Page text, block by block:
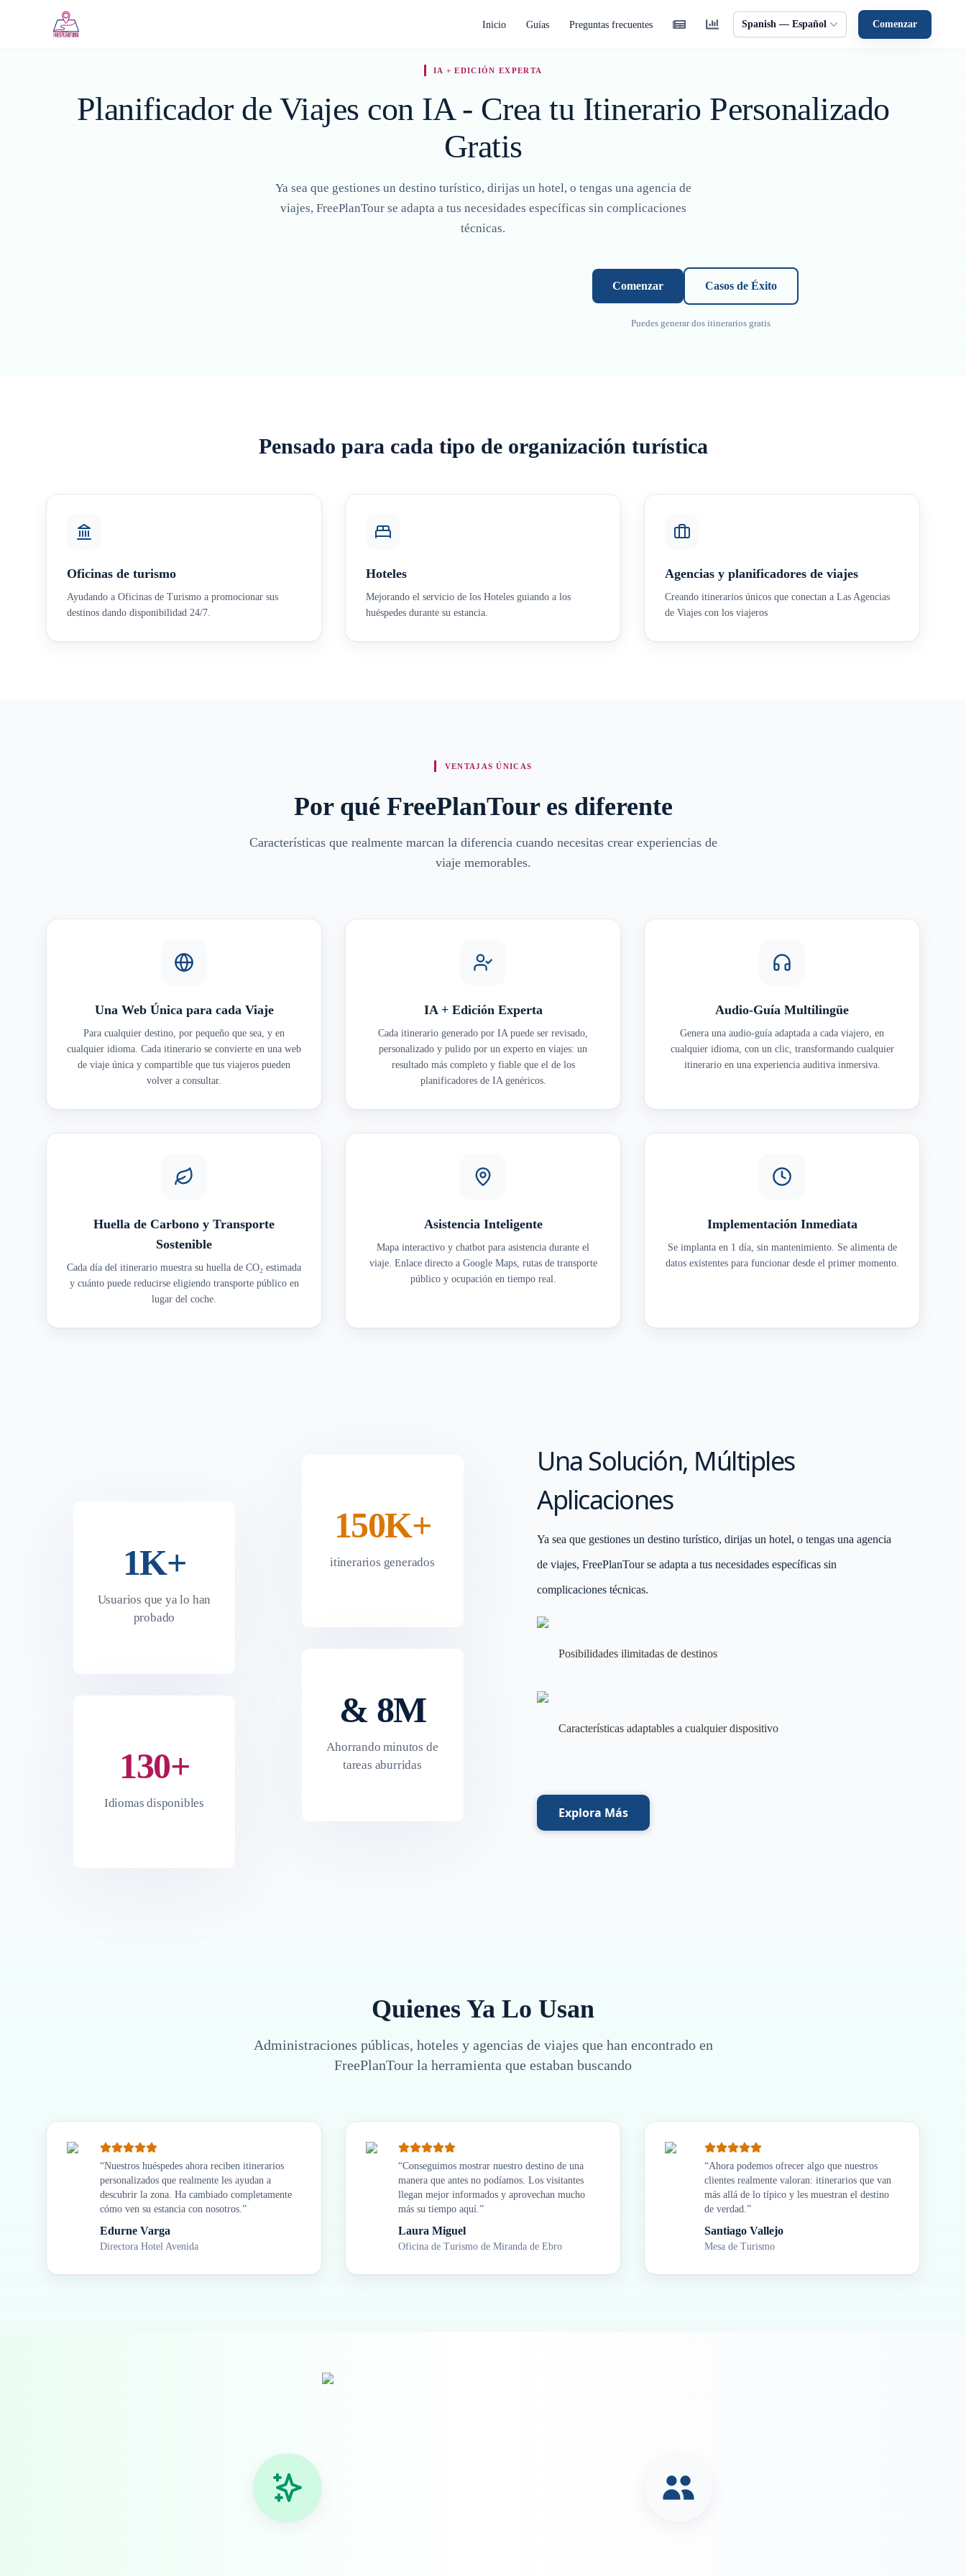
Inicio Guías Preguntas frecuentes Spanish — Español Comenzar
IA + EDICIÓN EXPERTA
Planificador de Viajes con IA - Crea tu Itinerario Personalizado
Gratis
Ya sea que gestiones un destino turístico, dirijas un hotel, o tengas una agencia de
viajes, FreePlanTour se adapta a tus necesidades específicas sin complicaciones
técnicas.
Comenzar Casos de Éxito
Puedes generar dos itinerarios gratis
Pensado para cada tipo de organización turística
Oficinas de turismo
Ayudando a Oficinas de Turismo a promocionar sus
destinos dando disponibilidad 24/7.
Hoteles
Mejorando el servicio de los Hoteles guiando a los
huéspedes durante su estancia.
Agencias y planificadores de viajes
Creando itinerarios únicos que conectan a Las Agencias
de Viajes con los viajeros
VENTAJAS ÚNICAS
Por qué FreePlanTour es diferente
Características que realmente marcan la diferencia cuando necesitas crear experiencias de
viaje memorables.
Una Web Única para cada Viaje
Para cualquier destino, por pequeño que sea, y en
cualquier idioma. Cada itinerario se convierte en una web
de viaje única y compartible que tus viajeros pueden
volver a consultar.
IA + Edición Experta
Cada itinerario generado por IA puede ser revisado,
personalizado y pulido por un experto en viajes: un
resultado más completo y fiable que el de los
planificadores de IA genéricos.
Audio-Guía Multilingüe
Genera una audio-guía adaptada a cada viajero, en
cualquier idioma, con un clic, transformando cualquier
itinerario en una experiencia auditiva inmersiva.
Huella de Carbono y Transporte
Sostenible
Cada día del itinerario muestra su huella de CO₂ estimada
y cuánto puede reducirse eligiendo transporte público en
lugar del coche.
Asistencia Inteligente
Mapa interactivo y chatbot para asistencia durante el
viaje. Enlace directo a Google Maps, rutas de transporte
público y ocupación en tiempo real.
Implementación Inmediata
Se implanta en 1 día, sin mantenimiento. Se alimenta de
datos existentes para funcionar desde el primer momento.
1K+
Usuarios que ya lo han
probado
150K+
itinerarios generados
130+
Idiomas disponibles
& 8M
Ahorrando minutos de
tareas aburridas
Una Solución, Múltiples
Aplicaciones
Ya sea que gestiones un destino turístico, dirijas un hotel, o tengas una agencia
de viajes, FreePlanTour se adapta a tus necesidades específicas sin
complicaciones técnicas.
Posibilidades ilimitadas de destinos
Características adaptables a cualquier dispositivo
Explora Más
Quienes Ya Lo Usan
Administraciones públicas, hoteles y agencias de viajes que han encontrado en
FreePlanTour la herramienta que estaban buscando
“Nuestros huéspedes ahora reciben itinerarios
personalizados que realmente les ayudan a
descubrir la zona. Ha cambiado completamente
cómo ven su estancia con nosotros.”
Edurne Varga
Directora Hotel Avenida
“Conseguimos mostrar nuestro destino de una
manera que antes no podíamos. Los visitantes
llegan mejor informados y aprovechan mucho
más su tiempo aquí.”
Laura Miguel
Oficina de Turismo de Miranda de Ebro
“Ahora podemos ofrecer algo que nuestros
clientes realmente valoran: itinerarios que van
más allá de lo típico y les muestran el destino
de verdad.”
Santiago Vallejo
Mesa de Turismo